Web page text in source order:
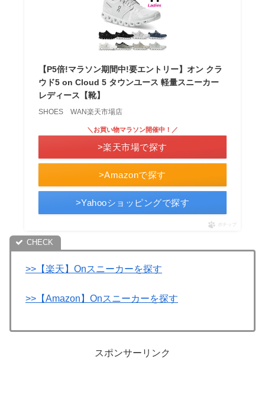
【P5倍!マラソン期間中!要エントリー】オン クラ
ウド5 on Cloud 5 タウンユース 軽量スニーカー
レディース【靴】
SHOES WAN楽天市場店
>Amazonで探す
＼お買い物マラソン開催中！／
>楽天市場で探す
>Yahooショッピングで探す
ポチップ
>>【楽天】Onスニーカーを探す
>>【Amazon】Onスニーカーを探す
スポンサーリンク